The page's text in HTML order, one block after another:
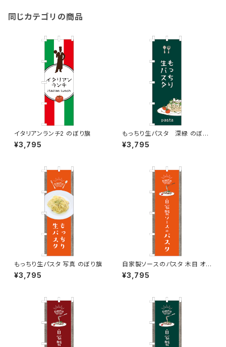
同じカテゴリの商品
イタリアンランチ2 のぼり旗
¥3,795
もっちり生パスタ 深緑 のぼり
旗
¥3,795
もっちり生パスタ 写真 のぼり旗
¥3,795
自家製ソースのパスタ 木目 オレ
ンジ のぼり旗
¥3,795